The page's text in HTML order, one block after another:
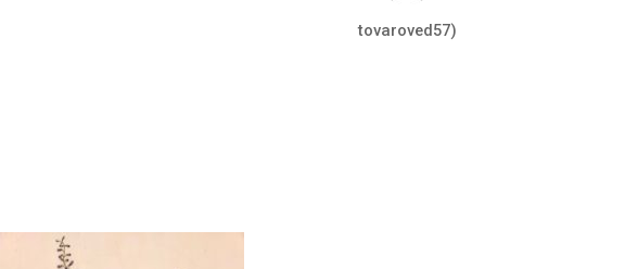
tovaroved57)